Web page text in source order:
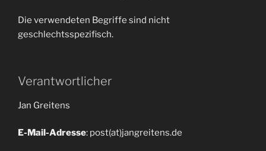
Die verwendeten Begriffe sind nicht
geschlechtsspezifisch.
Verantwortlicher
Jan Greitens
E-Mail-Adresse: post(at)jangreitens.de